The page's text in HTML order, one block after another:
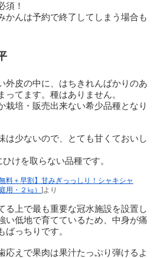
須！
かんは予約で終了してしまう場合も
外皮の中に、はちきれんばかりのあ
ってます。種はありません。
栽培・販売出来ない希少品種となり
は少ないので、とても甘くておいし
けを取らない品種です。
料＋早割】甘みぎっっしり！シャキシャ
用・２㎏） ]より
る上で最も重要な冠水施設を設置し
い低地で育てているため、中身が痛
っちりです。
応えで果肉は果汁たっぷり弾けるよ